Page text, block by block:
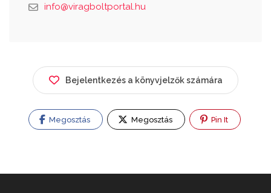
info@viragboltportal.hu
Bejelentkezés a könyvjelzők számára
Megosztás Megosztás Pin It